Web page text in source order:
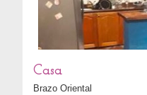
Casa
Brazo Oriental